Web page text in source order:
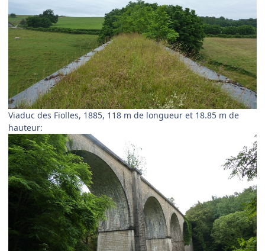
Viaduc des Fiolles, 1885, 118 m de longueur et 18.85 m de
hauteur: